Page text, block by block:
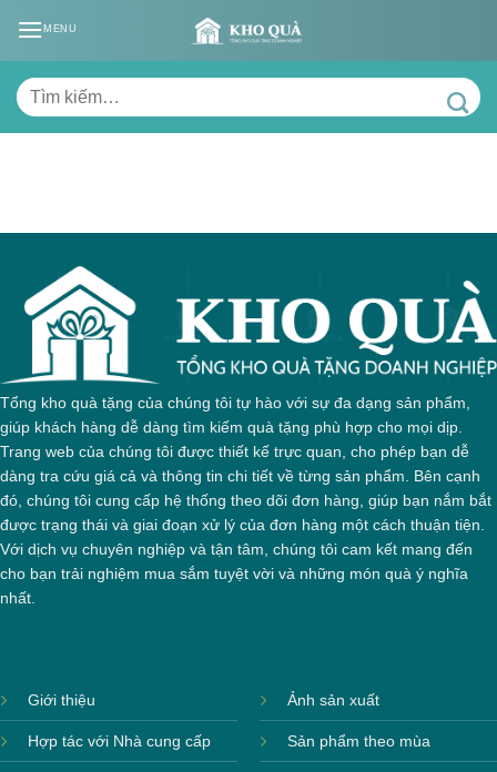
MENU
Tìm
kiếm:
Tổng kho quà tặng của chúng tôi tự hào với sự đa dạng sản phẩm,
giúp khách hàng dễ dàng tìm kiếm quà tặng phù hợp cho mọi dịp.
Trang web của chúng tôi được thiết kế trực quan, cho phép bạn dễ
dàng tra cứu giá cả và thông tin chi tiết về từng sản phẩm. Bên cạnh
đó, chúng tôi cung cấp hệ thống theo dõi đơn hàng, giúp bạn nắm bắt
được trạng thái và giai đoạn xử lý của đơn hàng một cách thuận tiện.
Với dịch vụ chuyên nghiệp và tận tâm, chúng tôi cam kết mang đến
cho bạn trải nghiệm mua sắm tuyệt vời và những món quà ý nghĩa
nhất.
Giới thiệu
Hợp tác với Nhà cung cấp
Ảnh sản xuất
Sản phẩm theo mùa